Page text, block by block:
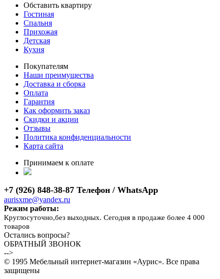
Обставить квартиру
Гостиная
Спальня
Прихожая
Детская
Кухня
Покупателям
Наши преимущества
Доставка и сборка
Оплата
Гарантия
Как оформить заказ
Скидки и акции
Отзывы
Политика конфиденциальности
Карта сайта
Принимаем к оплате
+7 (926) 848-38-87 Телефон / WhatsApp
aurisxme@yandex.ru
Режим работы:
Круглосуточно,без выходных. Сегодня в продаже более 4 000
товаров
Остались вопросы?
ОБРАТНЫЙ ЗВОНОК
-->
© 1995 Мебельный интернет-магазин «Аурис». Все права
защищены